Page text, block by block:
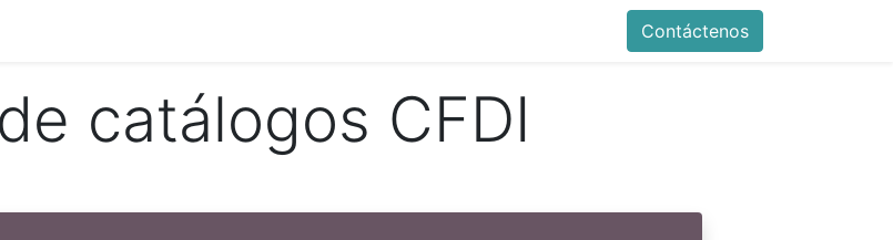
Contáctenos
Contáctenos
catálogos CFDI